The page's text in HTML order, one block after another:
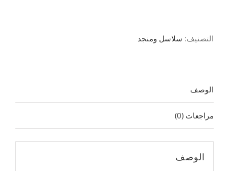
التصنيف: سلاسل ومنجد
الوصف
مراجعات (0)
الوصف